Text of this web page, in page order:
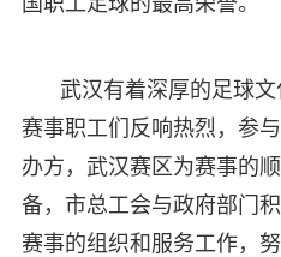
武汉有着深厚的足球
赛事职工们反响热烈，参
办方，武汉赛区为赛事的
备，市总工会与政府部门
赛事的组织和服务工作，